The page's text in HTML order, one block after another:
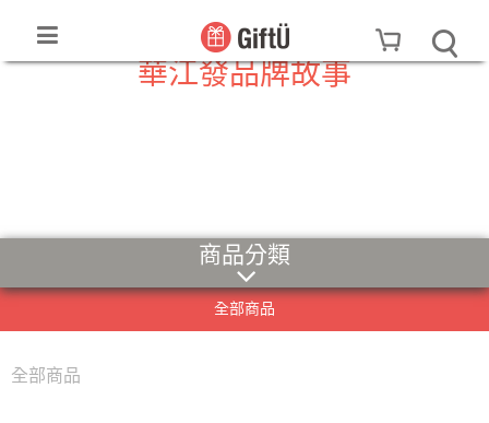
華江發品牌故事
商品分類
全部商品
全部商品